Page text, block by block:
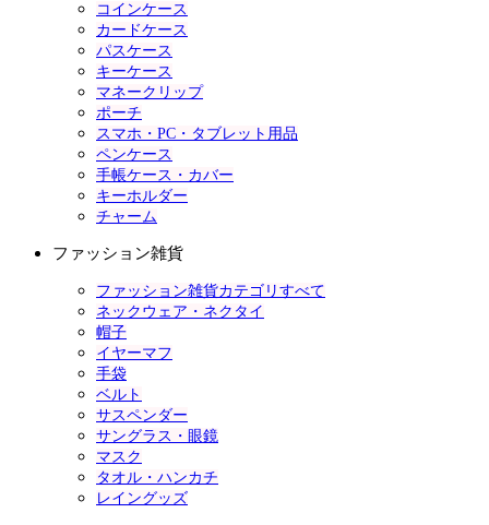
コインケース
カードケース
パスケース
キーケース
マネークリップ
ポーチ
スマホ・PC・タブレット用品
ペンケース
手帳ケース・カバー
キーホルダー
チャーム
ファッション雑貨
ファッション雑貨カテゴリすべて
ネックウェア・ネクタイ
帽子
イヤーマフ
手袋
ベルト
サスペンダー
サングラス・眼鏡
マスク
タオル・ハンカチ
レイングッズ